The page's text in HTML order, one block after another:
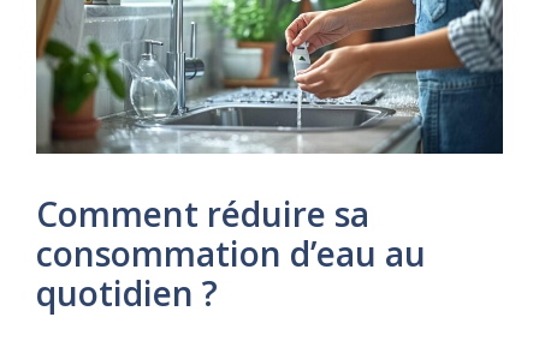
Comment réduire sa
consommation d’eau au
quotidien ?